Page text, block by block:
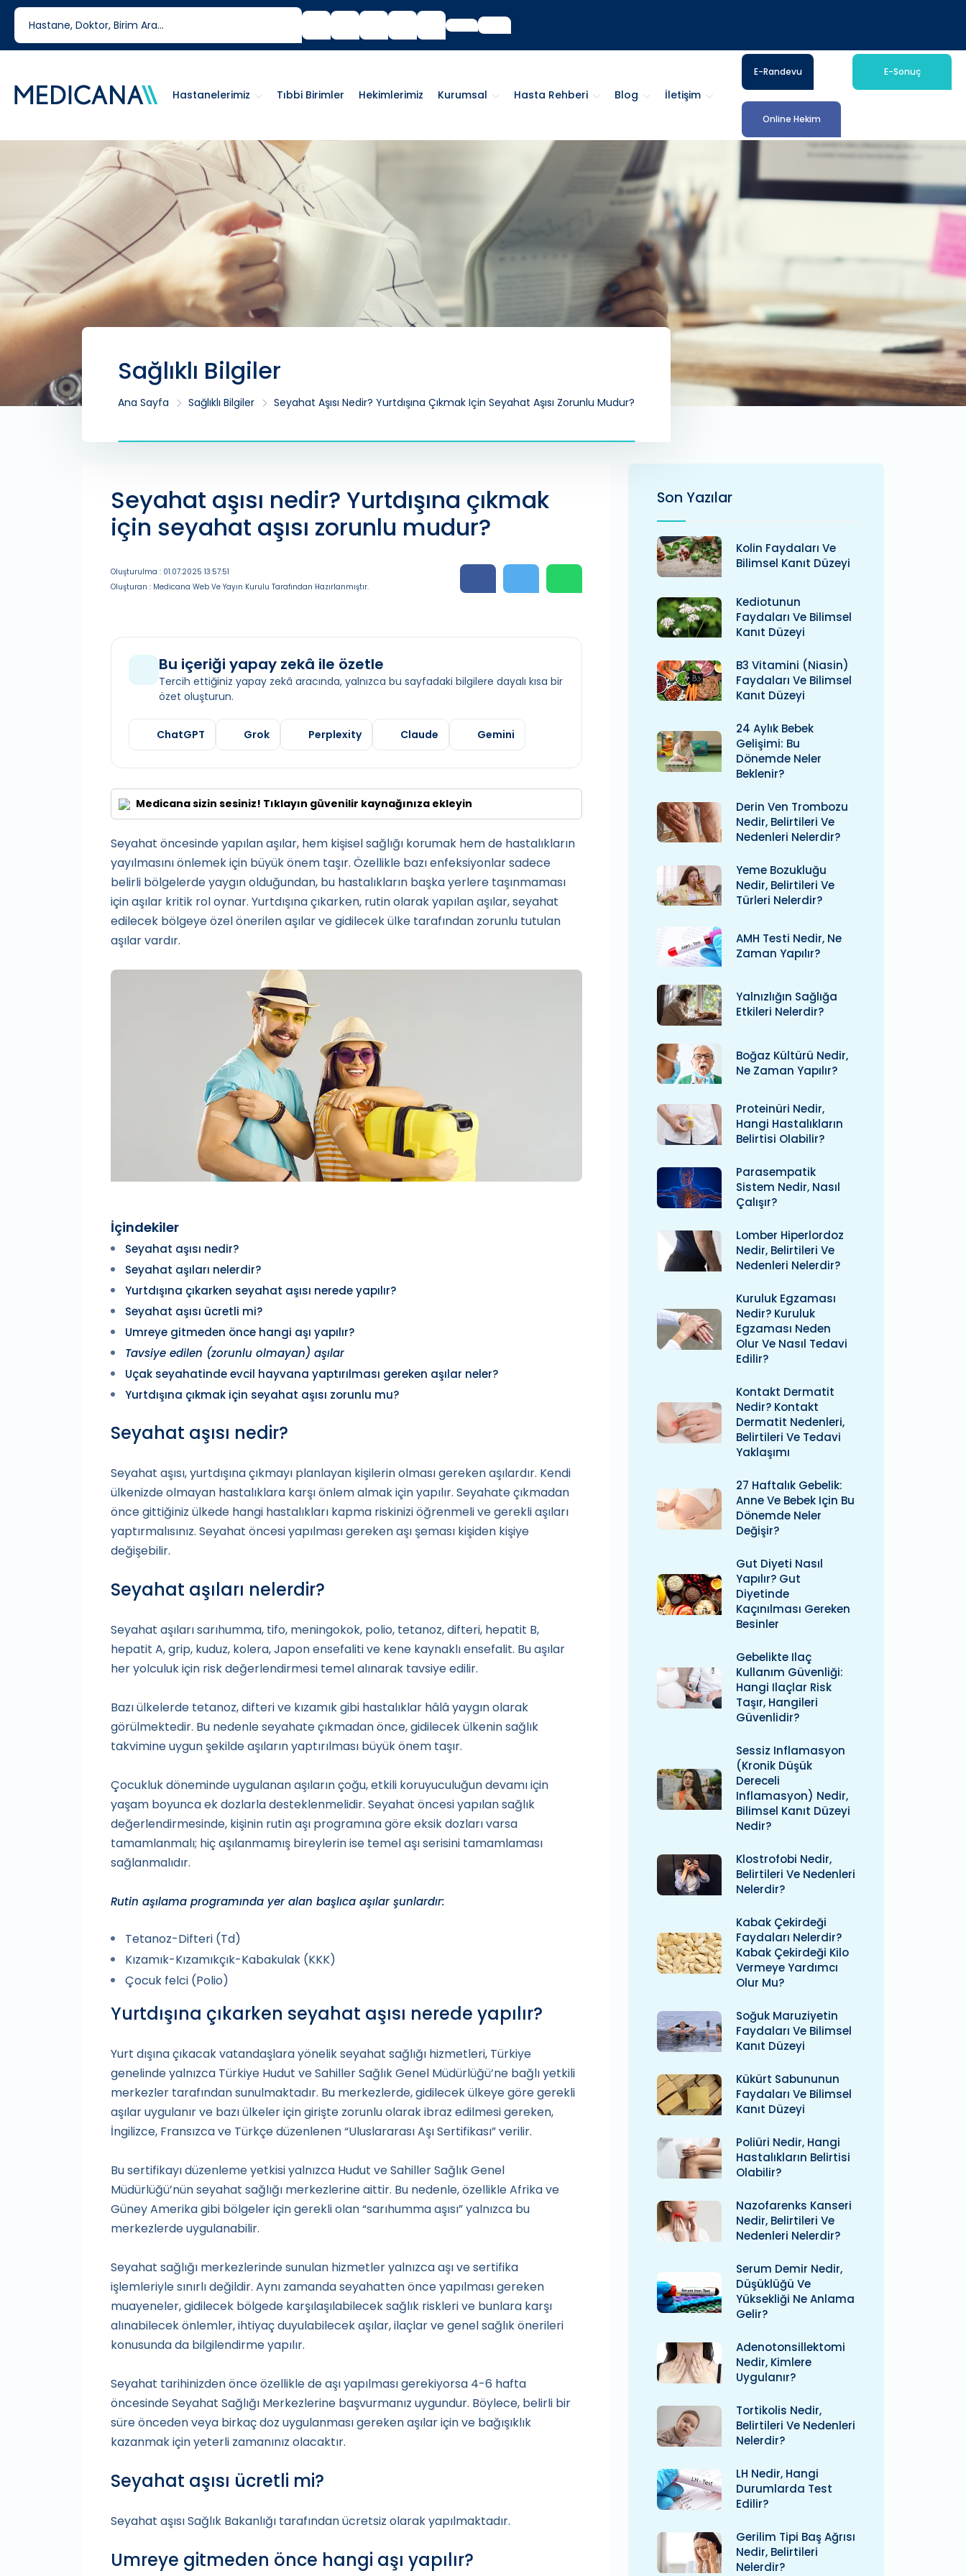
444 6 334
Tıbbi Birimler Hekimlerimiz Kurumsal Hasta Rehberi Blog İletişim
Hastanelerimiz
E-Randevu E-Sonuç
Online Hekim
Sağlıklı Bilgiler
Ana Sayfa Sağlıklı Bilgiler Seyahat Aşısı Nedir? Yurtdışına Çıkmak Için Seyahat Aşısı Zorunlu Mudur?
Seyahat aşısı nedir? Yurtdışına çıkmak
için seyahat aşısı zorunlu mudur?
Oluşturulma : 01.07.2025 13:57:51
Oluşturan : Medicana Web Ve Yayın Kurulu Tarafından Hazırlanmıştır.
Bu içeriği yapay zekâ ile özetle
Tercih ettiğiniz yapay zekâ aracında, yalnızca bu sayfadaki bilgilere dayalı kısa bir
özet oluşturun.
ChatGPT Grok Perplexity Claude Gemini
Medicana sizin sesiniz! Tıklayın güvenilir kaynağınıza ekleyin
Seyahat öncesinde yapılan aşılar, hem kişisel sağlığı korumak hem de hastalıkların
yayılmasını önlemek için büyük önem taşır. Özellikle bazı enfeksiyonlar sadece
belirli bölgelerde yaygın olduğundan, bu hastalıkların başka yerlere taşınmaması
için aşılar kritik rol oynar. Yurtdışına çıkarken, rutin olarak yapılan aşılar, seyahat
edilecek bölgeye özel önerilen aşılar ve gidilecek ülke tarafından zorunlu tutulan
aşılar vardır.
İçindekiler
Seyahat aşısı nedir?
Seyahat aşıları nelerdir?
Yurtdışına çıkarken seyahat aşısı nerede yapılır?
Seyahat aşısı ücretli mi?
Umreye gitmeden önce hangi aşı yapılır?
Tavsiye edilen (zorunlu olmayan) aşılar
Uçak seyahatinde evcil hayvana yaptırılması gereken aşılar neler?
Yurtdışına çıkmak için seyahat aşısı zorunlu mu?
Seyahat aşısı nedir?
Seyahat aşısı, yurtdışına çıkmayı planlayan kişilerin olması gereken aşılardır. Kendi
ülkenizde olmayan hastalıklara karşı önlem almak için yapılır. Seyahate çıkmadan
önce gittiğiniz ülkede hangi hastalıkları kapma riskinizi öğrenmeli ve gerekli aşıları
yaptırmalısınız. Seyahat öncesi yapılması gereken aşı şeması kişiden kişiye
değişebilir.
Seyahat aşıları nelerdir?
Seyahat aşıları sarıhumma, tifo, meningokok, polio, tetanoz, difteri, hepatit B,
hepatit A, grip, kuduz, kolera, Japon ensefaliti ve kene kaynaklı ensefalit. Bu aşılar
her yolculuk için risk değerlendirmesi temel alınarak tavsiye edilir.
Bazı ülkelerde tetanoz, difteri ve kızamık gibi hastalıklar hâlâ yaygın olarak
görülmektedir. Bu nedenle seyahate çıkmadan önce, gidilecek ülkenin sağlık
takvimine uygun şekilde aşıların yaptırılması büyük önem taşır.
Çocukluk döneminde uygulanan aşıların çoğu, etkili koruyuculuğun devamı için
yaşam boyunca ek dozlarla desteklenmelidir. Seyahat öncesi yapılan sağlık
değerlendirmesinde, kişinin rutin aşı programına göre eksik dozları varsa
tamamlanmalı; hiç aşılanmamış bireylerin ise temel aşı serisini tamamlaması
sağlanmalıdır.
Rutin aşılama programında yer alan başlıca aşılar şunlardır:
Tetanoz-Difteri (Td)
Kızamık-Kızamıkçık-Kabakulak (KKK)
Çocuk felci (Polio)
Yurtdışına çıkarken seyahat aşısı nerede yapılır?
Yurt dışına çıkacak vatandaşlara yönelik seyahat sağlığı hizmetleri, Türkiye
genelinde yalnızca Türkiye Hudut ve Sahiller Sağlık Genel Müdürlüğü’ne bağlı yetkili
merkezler tarafından sunulmaktadır. Bu merkezlerde, gidilecek ülkeye göre gerekli
aşılar uygulanır ve bazı ülkeler için girişte zorunlu olarak ibraz edilmesi gereken,
İngilizce, Fransızca ve Türkçe düzenlenen “Uluslararası Aşı Sertifikası” verilir.
Bu sertifikayı düzenleme yetkisi yalnızca Hudut ve Sahiller Sağlık Genel
Müdürlüğü’nün seyahat sağlığı merkezlerine aittir. Bu nedenle, özellikle Afrika ve
Güney Amerika gibi bölgeler için gerekli olan “sarıhumma aşısı” yalnızca bu
merkezlerde uygulanabilir.
Seyahat sağlığı merkezlerinde sunulan hizmetler yalnızca aşı ve sertifika
işlemleriyle sınırlı değildir. Aynı zamanda seyahatten önce yapılması gereken
muayeneler, gidilecek bölgede karşılaşılabilecek sağlık riskleri ve bunlara karşı
alınabilecek önlemler, ihtiyaç duyulabilecek aşılar, ilaçlar ve genel sağlık önerileri
konusunda da bilgilendirme yapılır.
Seyahat tarihinizden önce özellikle de aşı yapılması gerekiyorsa 4-6 hafta
öncesinde Seyahat Sağlığı Merkezlerine başvurmanız uygundur. Böylece, belirli bir
süre önceden veya birkaç doz uygulanması gereken aşılar için ve bağışıklık
kazanmak için yeterli zamanınız olacaktır.
Seyahat aşısı ücretli mi?
Seyahat aşısı Sağlık Bakanlığı tarafından ücretsiz olarak yapılmaktadır.
Umreye gitmeden önce hangi aşı yapılır?
Son Yazılar
Kolin Faydaları Ve
Bilimsel Kanıt Düzeyi
Kediotunun
Faydaları Ve Bilimsel
Kanıt Düzeyi
B3 Vitamini (niasin)
Faydaları Ve Bilimsel
Kanıt Düzeyi
24 Aylık Bebek
Gelişimi: Bu
Dönemde Neler
Beklenir?
Derin Ven Trombozu
Nedir, Belirtileri Ve
Nedenleri Nelerdir?
Yeme Bozukluğu
Nedir, Belirtileri Ve
Türleri Nelerdir?
AMH Testi Nedir, Ne
Zaman Yapılır?
Yalnızlığın Sağlığa
Etkileri Nelerdir?
Boğaz Kültürü Nedir,
Ne Zaman Yapılır?
Proteinüri Nedir,
Hangi Hastalıkların
Belirtisi Olabilir?
Parasempatik
Sistem Nedir, Nasıl
Çalışır?
Lomber Hiperlordoz
Nedir, Belirtileri Ve
Nedenleri Nelerdir?
Kuruluk Egzaması
Nedir? Kuruluk
Egzaması Neden
Olur Ve Nasıl Tedavi
Edilir?
Kontakt Dermatit
Nedir? Kontakt
Dermatit Nedenleri,
Belirtileri Ve Tedavi
Yaklaşımı
27 Haftalık Gebelik:
Anne Ve Bebek Için Bu
Dönemde Neler
Değişir?
Gut Diyeti Nasıl
Yapılır? Gut
Diyetinde
Kaçınılması Gereken
Besinler
Gebelikte Ilaç
Kullanım Güvenliği:
Hangi Ilaçlar Risk
Taşır, Hangileri
Güvenlidir?
Sessiz Inflamasyon
(kronik Düşük
Dereceli
Inflamasyon) Nedir,
Bilimsel Kanıt Düzeyi
Nedir?
Klostrofobi Nedir,
Belirtileri Ve Nedenleri
Nelerdir?
Kabak Çekirdeği
Faydaları Nelerdir?
Kabak Çekirdeği Kilo
Vermeye Yardımcı
Olur Mu?
Soğuk Maruziyetin
Faydaları Ve Bilimsel
Kanıt Düzeyi
Kükürt Sabununun
Faydaları Ve Bilimsel
Kanıt Düzeyi
Poliüri Nedir, Hangi
Hastalıkların Belirtisi
Olabilir?
Nazofarenks Kanseri
Nedir, Belirtileri Ve
Nedenleri Nelerdir?
Serum Demir Nedir,
Düşüklüğü Ve
Yüksekliği Ne Anlama
Gelir?
Adenotonsillektomi
Nedir, Kimlere
Uygulanır?
Tortikolis Nedir,
Belirtileri Ve Nedenleri
Nelerdir?
LH Nedir, Hangi
Durumlarda Test
Edilir?
Gerilim Tipi Baş Ağrısı
Nedir, Belirtileri
Nelerdir?